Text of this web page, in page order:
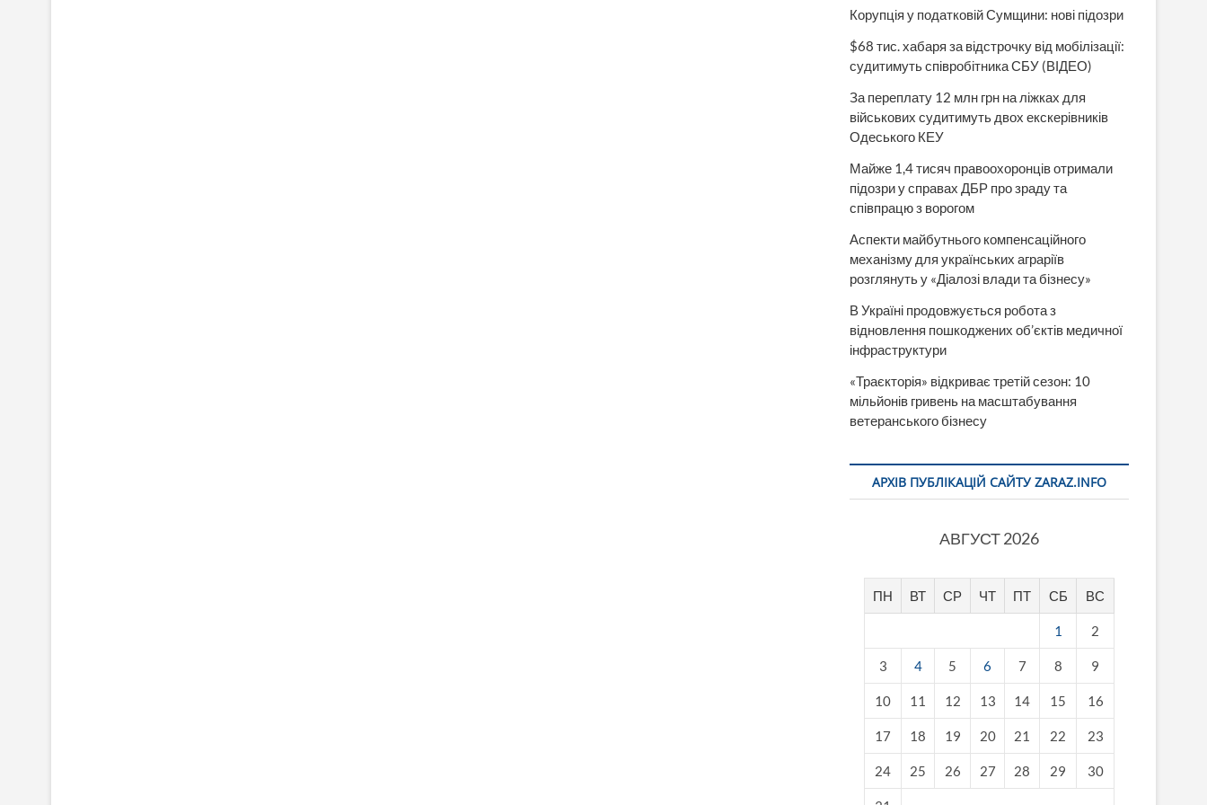
Корупція у податковій Сумщини: нові підозри
$68 тис. хабаря за відстрочку від мобілізації:
судитимуть співробітника СБУ (ВІДЕО)
За переплату 12 млн грн на ліжках для
військових судитимуть двох екскерівників
Одеського КЕУ
Майже 1,4 тисяч правоохоронців отримали
підозри у справах ДБР про зраду та
співпрацю з ворогом
Аспекти майбутнього компенсаційного
механізму для українських аграріїв
розглянуть у «Діалозі влади та бізнесу»
В Україні продовжується робота з
відновлення пошкоджених об’єктів медичної
інфраструктури
«Траєкторія» відкриває третій сезон: 10
мільйонів гривень на масштабування
ветеранського бізнесу
АРХІВ ПУБЛІКАЦІЙ САЙТУ ZARAZ.INFO
АВГУСТ 2026
ПН ВТ СР ЧТ ПТ СБ ВС
1 2
3 4 5 6 7 8 9
10 11 12 13 14 15 16
17 18 19 20 21 22 23
24 25 26 27 28 29 30